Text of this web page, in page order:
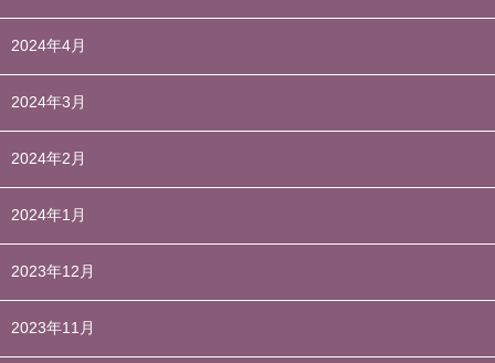
2024年4月
2024年3月
2024年2月
2024年1月
2023年12月
2023年11月